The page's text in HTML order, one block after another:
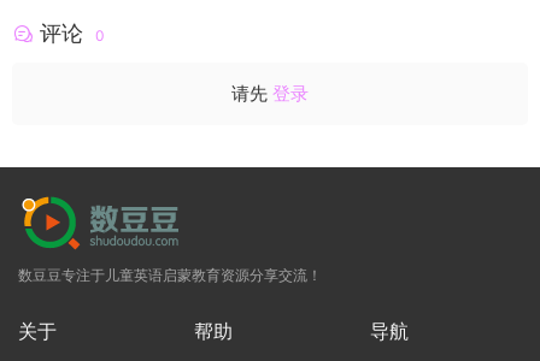
评论 0
请先 登录
数豆豆专注于儿童英语启蒙教育资源分享交流！
关于 帮助 导航